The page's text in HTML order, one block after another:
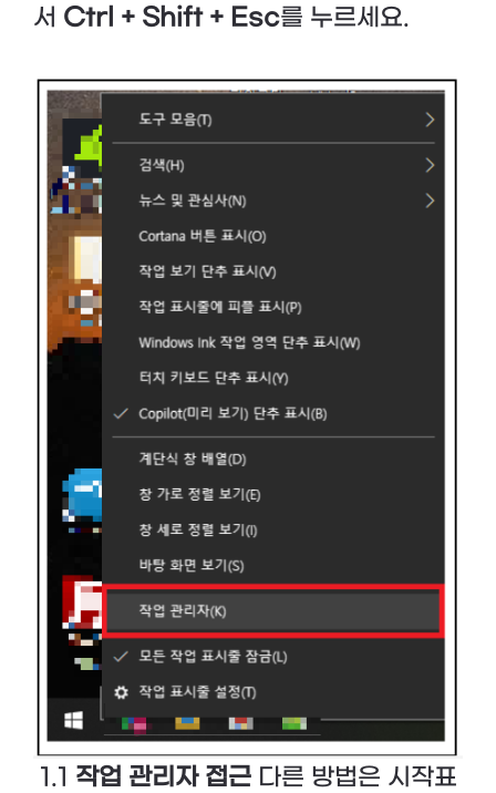
서 Ctrl + Shift + Esc를 누르세요.
1.1 작업 관리자 접근 다른 방법은 시작표